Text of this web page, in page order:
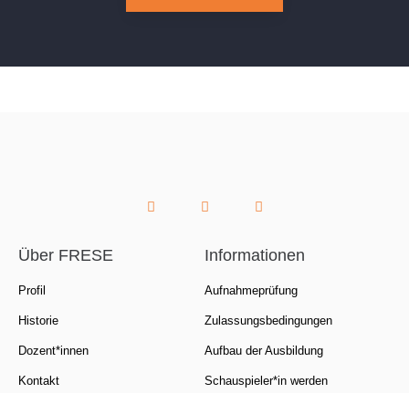
Über FRESE
Profil
Historie
Dozent*innen
Kontakt
Informationen
Aufnahmeprüfung
Zulassungsbedingungen
Aufbau der Ausbildung
Schauspieler*in werden